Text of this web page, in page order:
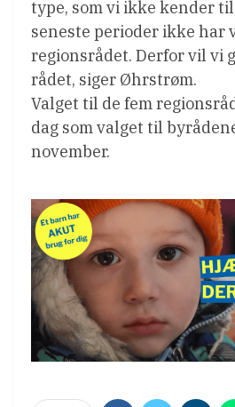
type, som vi ikke kender
seneste perioder ikke har
regionsrådet. Derfor vil vi
rådet, siger Øhrstrøm.
Valget til de fem
dag som valget til
november.